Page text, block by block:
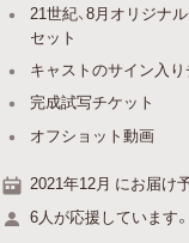
21世紀、8月オリジナ
セット
キャストのサイン入
完成試写チケット
オフショット動画
2021年12月 にお届け
6人が応援しています。